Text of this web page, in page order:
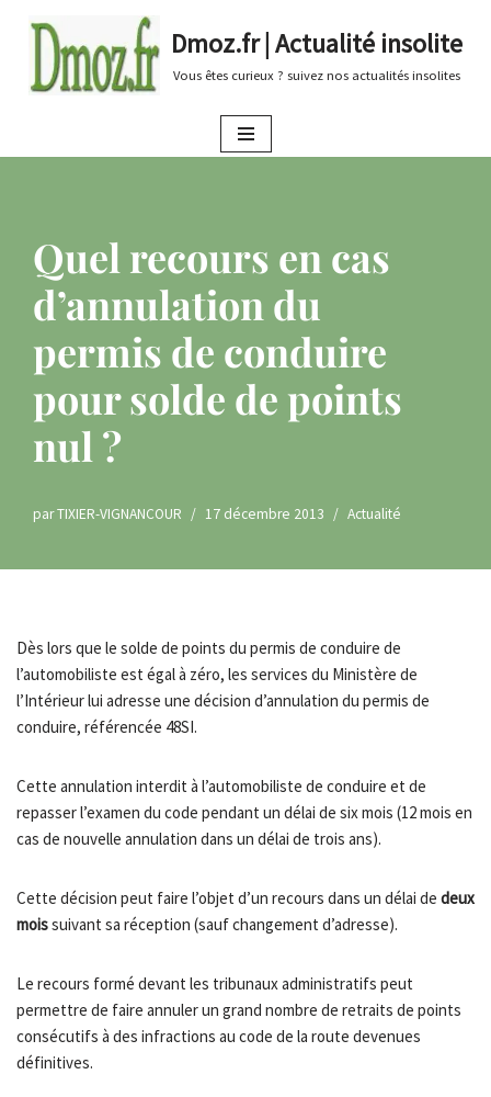
au
Dmoz.fr | Actualité insolite
Vous êtes curieux ? suivez nos actualités insolites
Quel recours en cas
d’annulation du
permis de conduire
pour solde de points
nul ?
parTIXIER-VIGNANCOUR 17 décembre 2013 Actualité
Dès lors que le solde de points du permis de conduire de
l’automobiliste est égal à zéro, les services du Ministère de
l’Intérieur lui adresse une décision d’annulation du permis de
conduire, référencée 48SI.
Cette annulation interdit à l’automobiliste de conduire et de
repasser l’examen du code pendant un délai de six mois (12 mois en
cas de nouvelle annulation dans un délai de trois ans).
Cette décision peut faire l’objet d’un recours dans un délai de deux
moissuivant sa réception (sauf changement d’adresse).
Le recours formé devant les tribunaux administratifs peut
permettre de faire annuler un grand nombre de retraits de points
consécutifs à des infractions au code de la route devenues
définitives.